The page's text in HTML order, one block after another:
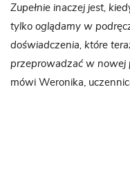
Zupełnie inaczej jest,
tylko oglądamy w
doświadczenia, które
przeprowadzać w nowej
mówi Weronika,